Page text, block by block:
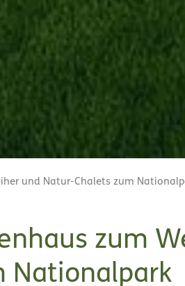
und Natur-Chalets zum
zum
Nationalpark